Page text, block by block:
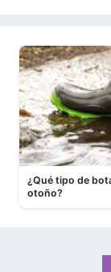
¿Qué tipo de
otoño?